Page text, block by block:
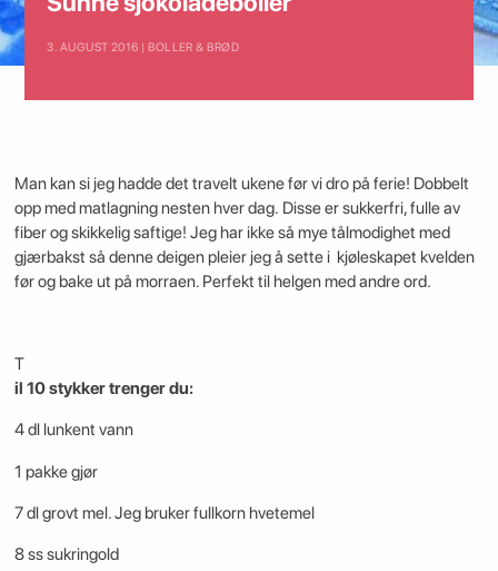
3. AUGUST 2016 | BOLLER & BRØD
Man kan si jeg hadde det travelt ukene før vi dro på ferie! Dobbelt
opp med matlagning nesten hver dag. Disse er sukkerfri, fulle av
fiber og skikkelig saftige! Jeg har ikke så mye tålmodighet med
gjærbakst så denne deigen pleier jeg å sette i kjøleskapet kvelden
før og bake ut på morraen. Perfekt til helgen med andre ord.
T
il 10 stykker trenger du:
4 dl lunkent vann
1 pakke gjør
7 dl grovt mel. Jeg bruker fullkorn hvetemel
8 ss sukringold